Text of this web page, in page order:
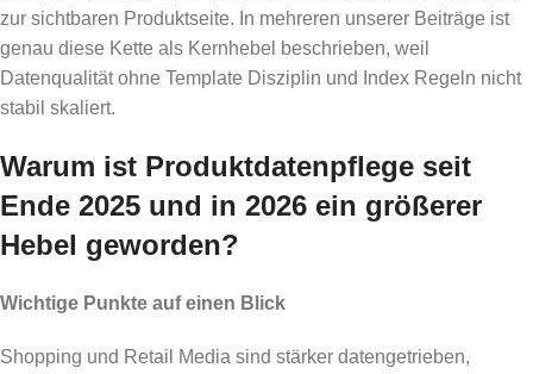
zur sichtbaren Produktseite. In mehreren unserer Beiträge ist
genau diese Kette als Kernhebel beschrieben, weil
Datenqualität ohne Template Disziplin und Index Regeln nicht
stabil skaliert.
Warum ist Produktdatenpflege seit
Ende 2025 und in 2026 ein größerer
Hebel geworden?
Wichtige Punkte auf einen Blick
Shopping und Retail Media sind stärker datengetrieben,